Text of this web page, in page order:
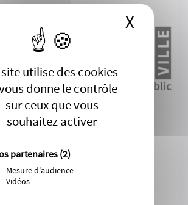
site utilise des cookies
donne le contrôle
sur ceux que vous
souhaitez activer
partenaires (2)
Mesure d'audience
Vidéos
X
- Mairie de Royan